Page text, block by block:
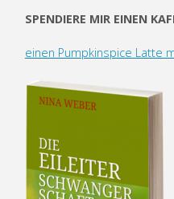
SPENDIERE MIR EINEN
einen Pumpkinspice Latte